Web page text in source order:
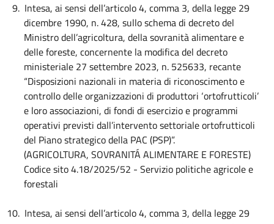
9. Intesa, ai sensi dell’articolo 4, comma 3, della legge 29
dicembre 1990, n. 428, sullo schema di decreto del
Ministro dell’agricoltura, della sovranità alimentare e
delle foreste, concernente la modifica del decreto
ministeriale 27 settembre 2023, n. 525633, recante
“Disposizioni nazionali in materia di riconoscimento e
controllo delle organizzazioni di produttori ‘ortofrutticoli’
e loro associazioni, di fondi di esercizio e programmi
operativi previsti dall’intervento settoriale ortofrutticoli
del Piano strategico della PAC (PSP)”.
(AGRICOLTURA, SOVRANITÁ ALIMENTARE E FORESTE)
Codice sito 4.18/2025/52 - Servizio politiche agricole e
forestali
10. Intesa, ai sensi dell’articolo 4, comma 3, della legge 29